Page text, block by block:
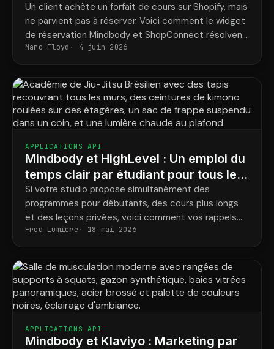
Un client achète un forfait de cours sur Shopify, mais
ne parvient pas à réserver. Voici comment le widget
de réservation Mindbody et ShopConnect résolvent
définitivement ce problème.
Marc Floyd 4 juin 2026
APPLICATIONS API
Mindbody et HighLevel : Un emploi du
temps clair par étudiant pour tous les
programmes
Si votre studio propose simultanément des
programmes pour débutants, des cours plus longs
et des leçons privées, voici comment vos rappels
correspondent enfin aux réservations réelles de
chaque élève.
Fred Lumiere 18 mai 2026
APPLICATIONS API
Mindbody et Klaviyo : Marketing par